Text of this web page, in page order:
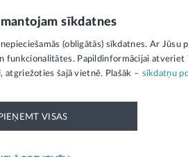
maksājumu apmēru un
portāla viedokli. Par tās saturu atbild
sīkdatnes
(obligātās) sīkdatnes. Ar Jūsu
funkcionalitātes. Papildinformācijai atveriet
šajā vietnē. Plašāk – sīkdatņu
PIEŅEMT VISAS